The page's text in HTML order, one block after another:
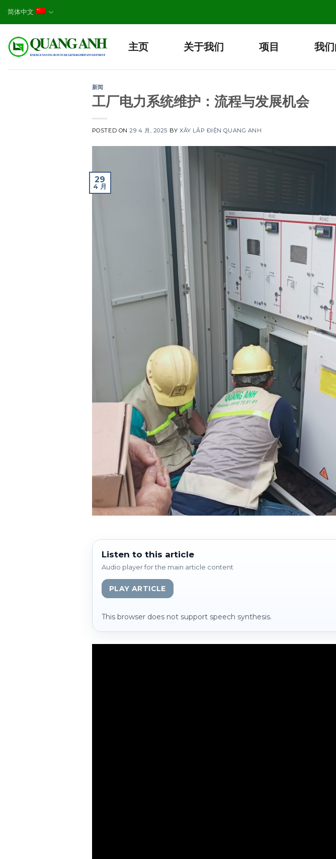
简体中文
主页 关于我们 项目 我
新闻
工厂电力系统维护：流程与发展机会
POSTED ON29 4 月, 2025 BYXÂY LẮP ĐIỆN QUANG ANH
29
4 月
Listen to this article
Audio player for the main article content
PLAY ARTICLE
This browser does not support speech synthesis.